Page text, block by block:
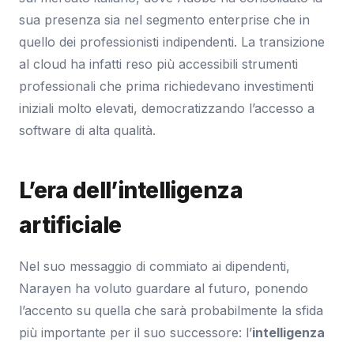
sua presenza sia nel segmento enterprise che in
quello dei professionisti indipendenti. La transizione
al cloud ha infatti reso più accessibili strumenti
professionali che prima richiedevano investimenti
iniziali molto elevati, democratizzando l’accesso a
software di alta qualità.
L’era dell’intelligenza
artificiale
Nel suo messaggio di commiato ai dipendenti,
Narayen ha voluto guardare al futuro, ponendo
l’accento su quella che sarà probabilmente la sfida
più importante per il suo successore: l’intelligenza